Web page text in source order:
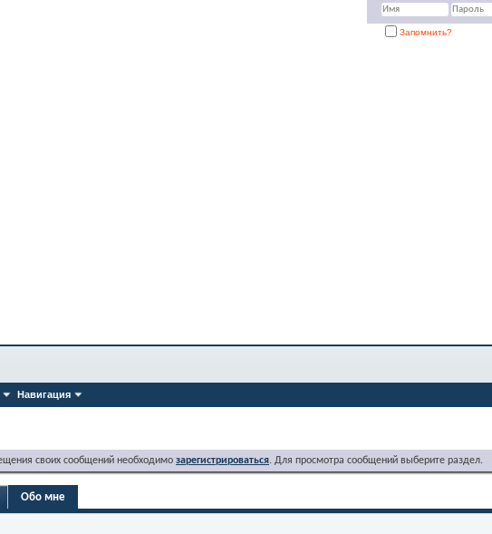
Запомнить?
Навигация
своих сообщений необходимо зарегистрироваться. Для просмотра сообщений выберите раздел.
Обо мне